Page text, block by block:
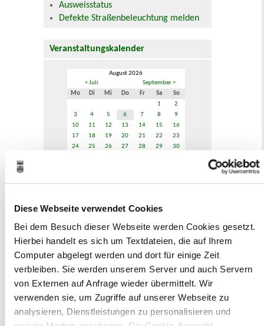
Diese Webseite verwendet Cookies
Bei dem Besuch dieser Webseite werden Cookies gesetzt.
Hierbei handelt es sich um Textdateien, die auf Ihrem
Computer abgelegt werden und dort für einige Zeit
verbleiben. Sie werden unserem Server und auch Servern
von Externen auf Anfrage wieder übermittelt. Wir
verwenden sie, um Zugriffe auf unserer Webseite zu
analysieren, Dienstleistungen zu personalisieren und
Ausweisstatus
Defekte Straßenbeleuchtung melden
Veranstaltungskalender
August 2026
< Juli
September >
Mo
Di Mi Do Fr Sa
So
1
2
3
4 5 6 7 8
9
10
11 12 13 14 15
16
17
18 19 20 21 22
23
24
25 26 27 28 29
30
Zur Veranstaltungssuche